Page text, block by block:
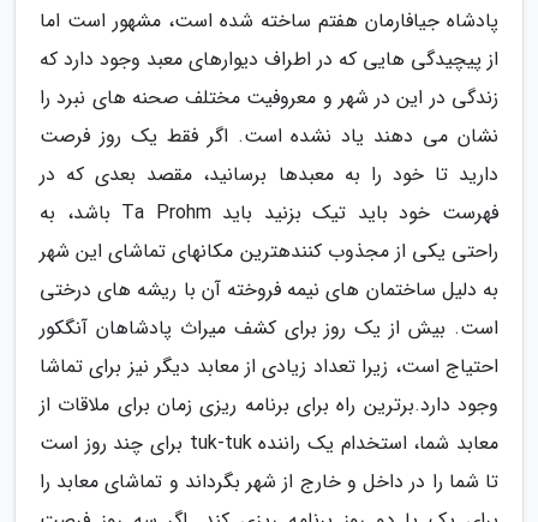
پادشاه جیافارمان هفتم ساخته شده است، مشهور است اما
از پیچیدگی هایی که در اطراف دیوارهای معبد وجود دارد که
زندگی در این در شهر و معروفیت مختلف صحنه های نبرد را
نشان می دهند یاد نشده است. اگر فقط یک روز فرصت
دارید تا خود را به معبدها برسانید، مقصد بعدی که در
فهرست خود باید تیک بزنید باید Ta Prohm باشد، به
راحتی یکی از مجذوب کنندهترین مکانهای تماشای این شهر
به دلیل ساختمان های نیمه فروخته آن با ریشه های درختی
است. بیش از یک روز برای کشف میراث پادشاهان آنگکور
احتیاج است، زیرا تعداد زیادی از معابد دیگر نیز برای تماشا
وجود دارد.برترین راه برای برنامه ریزی زمان برای ملاقات از
معابد شما، استخدام یک راننده tuk-tuk برای چند روز است
تا شما را در داخل و خارج از شهر بگرداند و تماشای معابد را